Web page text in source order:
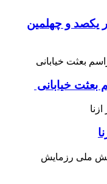
یکصد و چهلمین
بعثت خیابانی